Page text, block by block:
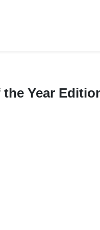
Year